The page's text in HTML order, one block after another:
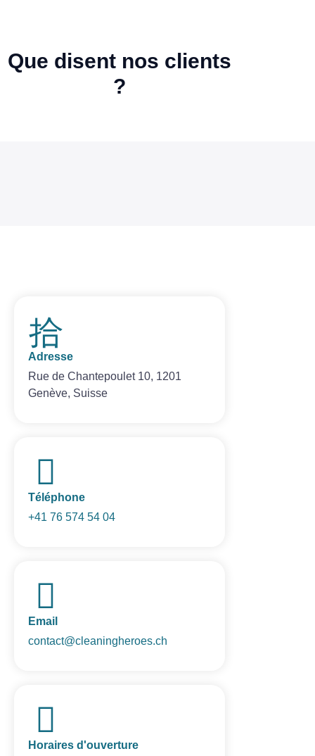
Que disent nos clients
?
Adresse
Rue de Chantepoulet 10, 1201
Genève, Suisse
Téléphone
+41 76 574 54 04
Email
contact@cleaningheroes.ch
Horaires d'ouverture